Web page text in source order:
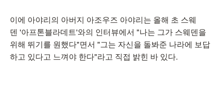
이에 아야리의 아버지 아조우즈 아야리는 올해 초 스웨
덴 '아프톤블라데트'와의 인터뷰에서 "나는 그가 스웨덴을
위해 뛰기를 원했다"면서 "그는 자신을 돌봐준 나라에 보답
하고 있다고 느껴야 한다"라고 직접 밝힌 바 있다.